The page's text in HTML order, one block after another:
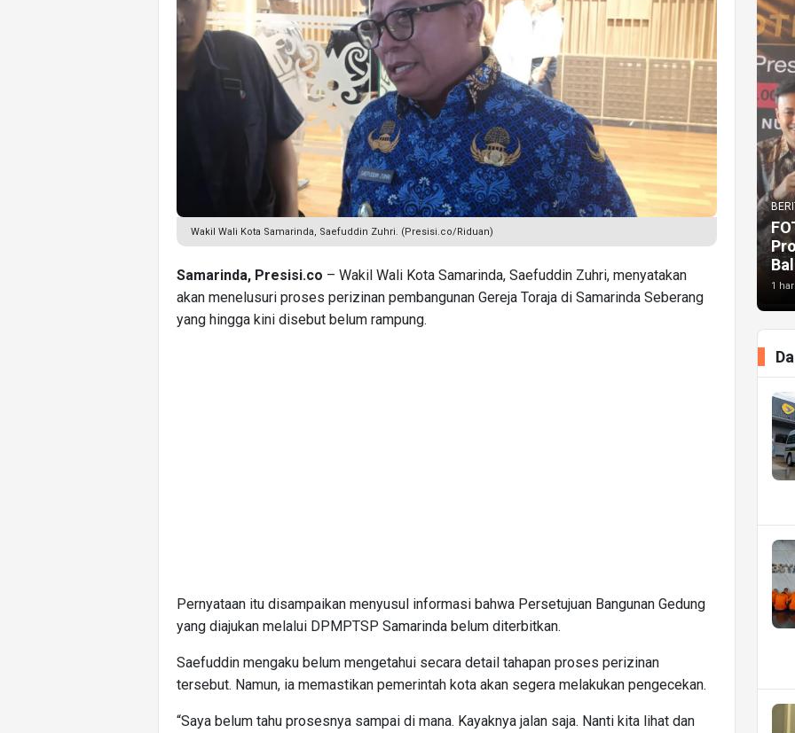
Wakil Wali Kota Samarinda, Saefuddin Zuhri. (Presisi.co/Riduan)
Samarinda, Presisi.co – Wakil Wali Kota Samarinda, Saefuddin Zuhri, menyatakan
akan menelusuri proses perizinan pembangunan Gereja Toraja di Samarinda Seberang
yang hingga kini disebut belum rampung.
Pernyataan itu disampaikan menyusul informasi bahwa Persetujuan Bangunan Gedung
yang diajukan melalui DPMPTSP Samarinda belum diterbitkan.
Saefuddin mengaku belum mengetahui secara detail tahapan proses perizinan
tersebut. Namun, ia memastikan pemerintah kota akan segera melakukan pengecekan.
“Saya belum tahu prosesnya sampai di mana. Kayaknya jalan saja. Nanti kita lihat dan
1